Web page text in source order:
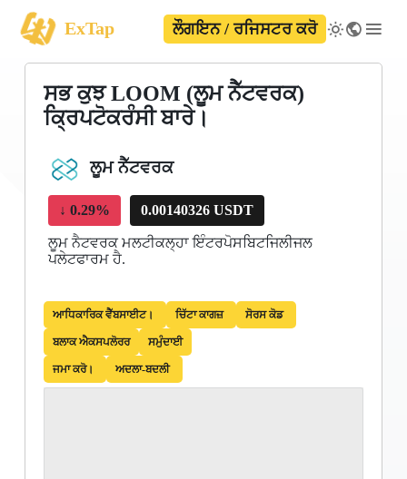
ExTap ਲੌਗਇਨ / ਰਜਿਸਟਰ ਕਰੋ
ਸਭ ਕੁਝ LOOM (ਲੂਮ ਨੈੱਟਵਰਕ)
ਕ੍ਰਿਪਟੋਕਰੰਸੀ ਬਾਰੇ।
ਲੂਮ ਨੈੱਟਵਰਕ
↓ 0.29% 0.00140326 USDT
ਲੂਮ ਨੈਟਵਰਕ ਮਲਟੀਕਲ੍ਹਾ ਇੰਟਰਪੋਸਬਿਟਜਿਲੀਜਲ
ਪਲੇਟਫਾਰਮ ਹੈ.
ਆਧਿਕਾਰਿਕ ਵੈੱਬਸਾਈਟ। ਚਿੱਟਾ ਕਾਗਜ਼ ਸੋਰਸ ਕੋਡ
ਬਲਾਕ ਐਕਸਪਲੋਰਰ ਸਮੁੰਦਾਈ
ਜਮਾ ਕਰੋ। ਅਦਲਾ-ਬਦਲੀ